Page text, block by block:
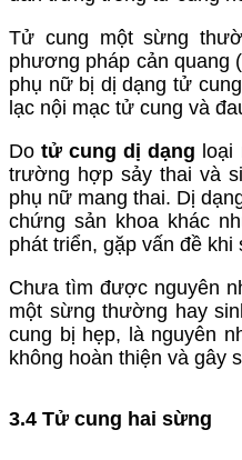
Tử cung một sừng
phương pháp cản quang
phụ nữ bị dị dạng tử
lạc nội mạc tử cung và
Dotử cung dị dạng loại
trường hợp sảy thai và
phụ nữ mang thai. Dị
chứng sản khoa khác
phát triển, gặp vấn đề
Chưa tìm được nguyên
một sừng thường hay
cung bị hẹp, là nguyên
không hoàn thiện và gây
3.4 Tử cung hai sừng